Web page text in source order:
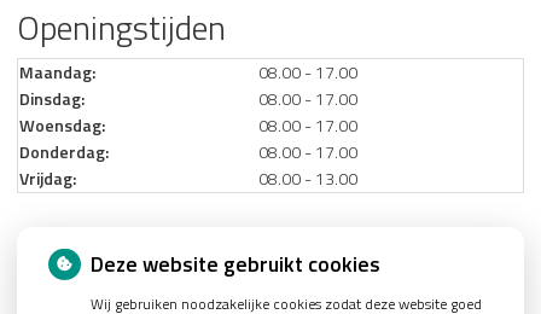
Openingstijden
Maandag:
08.00 - 17.00
Dinsdag:
08.00 - 17.00
Woensdag:
08.00 - 17.00
Donderdag:
08.00 - 17.00
Vrijdag:
08.00 - 13.00
Nieuws
Let op: valse Infomedics-mails over openstaande rekening
Deze website gebruikt cookies
Wij gebruiken noodzakelijke cookies zodat deze website goed